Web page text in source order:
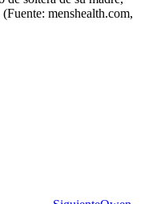
menshealth.com,